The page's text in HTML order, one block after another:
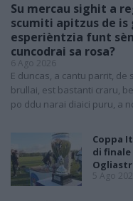
Su mercau sighit a
scumiti apitzus de is
esperièntzia funt
cuncodrai sa rosa?
6 Ago 2026
E duncas, a cantu parrit, de
brullai, est bastanti craru,
po ddu narai diaici puru, a
Coppa
di finale
5 Ago